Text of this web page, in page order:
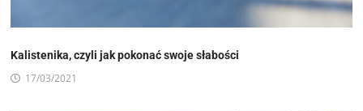
Kalistenika, czyli jak pokonać swoje słabości
17/03/2021